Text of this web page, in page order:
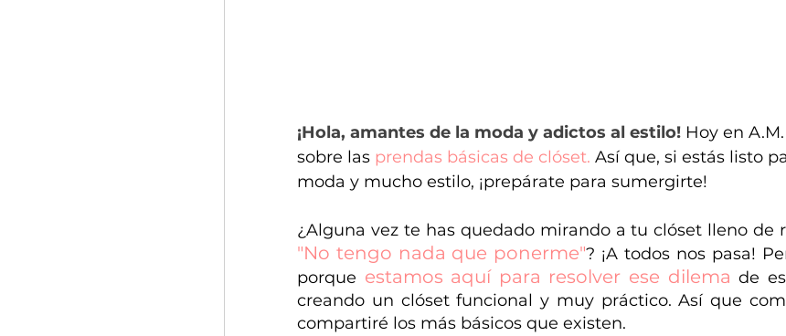
¡Hola, amantes de la moda y adictos al estilo! Hoy en
sobre las prendas básicas de clóset. Así que, si estás listo
moda y mucho estilo, ¡prepárate para sumergirte!
"No tengo nada que ponerme"? ¡A todos nos pasa!
porque estamos aquí para resolver ese dilema de
creando un clóset funcional y muy práctico. Así que
compartiré los más básicos que existen.